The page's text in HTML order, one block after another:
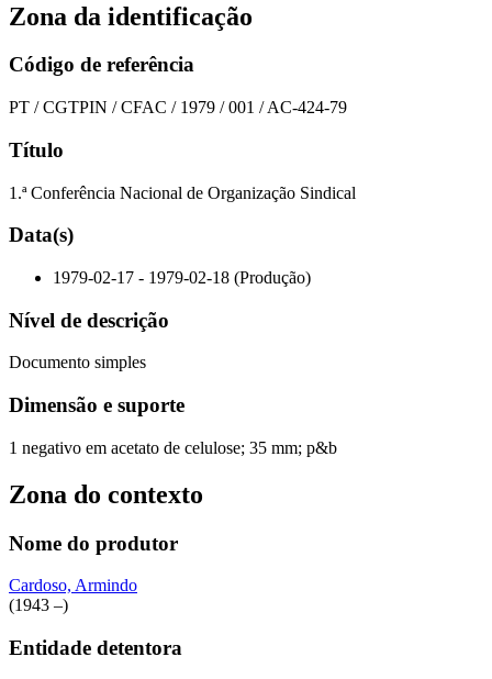
Zona da identificação
Código de referência
PT / CGTPIN / CFAC / 1979 / 001 / AC-424-79
Título
1.ª Conferência Nacional de Organização Sindical
Data(s)
1979-02-17 - 1979-02-18 (Produção)
Nível de descrição
Documento simples
Dimensão e suporte
1 negativo em acetato de celulose; 35 mm; p&b
Zona do contexto
Nome do produtor
Cardoso, Armindo
(1943 –)
Entidade detentora